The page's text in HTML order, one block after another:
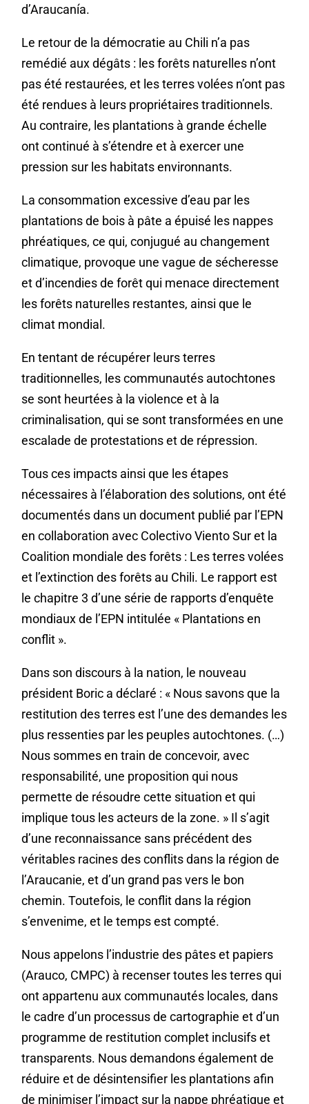
d’Araucanía.
Le retour de la démocratie au Chili n’a pas
remédié aux dégâts : les forêts naturelles n’ont
pas été restaurées, et les terres volées n’ont pas
été rendues à leurs propriétaires traditionnels.
Au contraire, les plantations à grande échelle
ont continué à s’étendre et à exercer une
pression sur les habitats environnants.
La consommation excessive d’eau par les
plantations de bois à pâte a épuisé les nappes
phréatiques, ce qui, conjugué au changement
climatique, provoque une vague de sécheresse
et d’incendies de forêt qui menace directement
les forêts naturelles restantes, ainsi que le
climat mondial.
En tentant de récupérer leurs terres
traditionnelles, les communautés autochtones
se sont heurtées à la violence et à la
criminalisation, qui se sont transformées en une
escalade de protestations et de répression.
Tous ces impacts ainsi que les étapes
nécessaires à l’élaboration des solutions, ont été
documentés dans un document publié par l’EPN
en collaboration avec Colectivo Viento Sur et la
Coalition mondiale des forêts : Les terres volées
et l’extinction des forêts au Chili. Le rapport est
le chapitre 3 d’une série de rapports d’enquête
mondiaux de l’EPN intitulée « Plantations en
conflit ».
Dans son discours à la nation, le nouveau
président Boric a déclaré : « Nous savons que la
restitution des terres est l’une des demandes les
plus ressenties par les peuples autochtones. (…)
Nous sommes en train de concevoir, avec
responsabilité, une proposition qui nous
permette de résoudre cette situation et qui
implique tous les acteurs de la zone. » Il s’agit
d’une reconnaissance sans précédent des
véritables racines des conflits dans la région de
l’Araucanie, et d’un grand pas vers le bon
chemin. Toutefois, le conflit dans la région
s’envenime, et le temps est compté.
Nous appelons l’industrie des pâtes et papiers
(Arauco, CMPC) à recenser toutes les terres qui
ont appartenu aux communautés locales, dans
le cadre d’un processus de cartographie et d’un
programme de restitution complet inclusifs et
transparents. Nous demandons également de
réduire et de désintensifier les plantations afin
de minimiser l’impact sur la nappe phréatique et